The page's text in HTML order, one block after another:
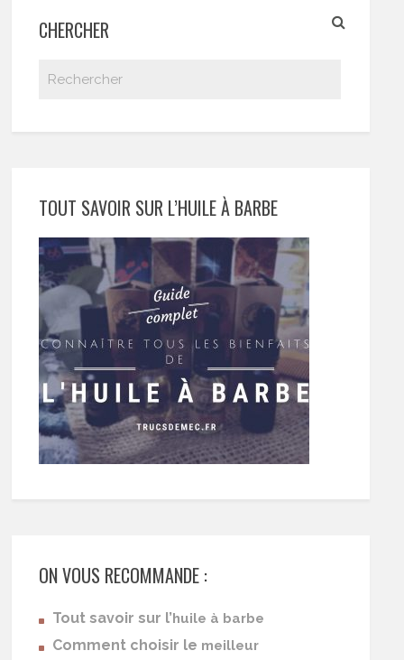
CHERCHER
TOUT SAVOIR SUR L’HUILE À BARBE
ON VOUS RECOMMANDE :
Tout savoir sur l’huile à barbe
Comment choisir le meilleur